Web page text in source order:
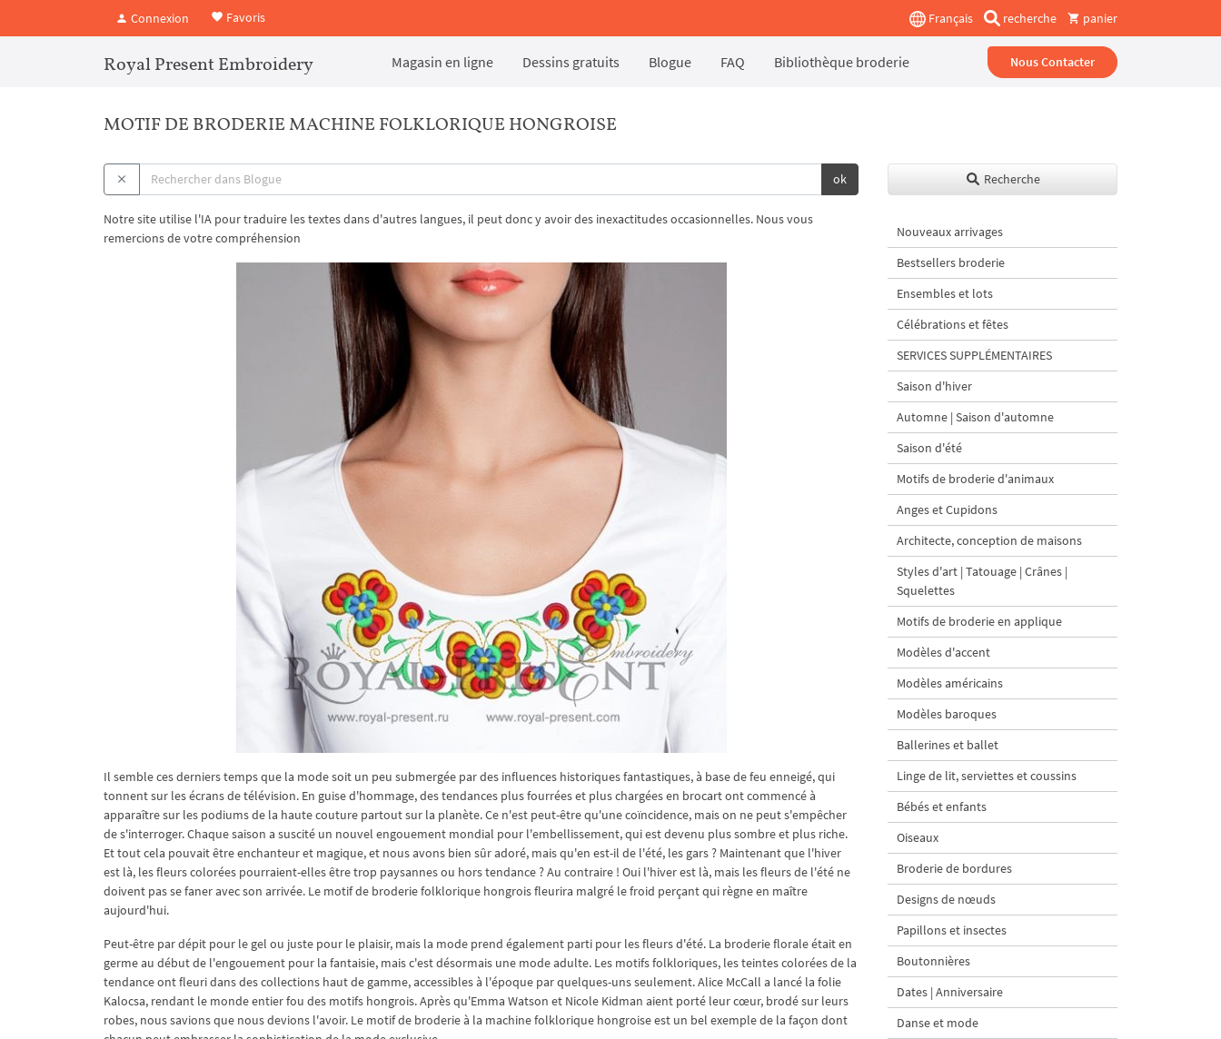
Connexion Favoris Français recherche panier
Royal Present Embroidery Magasin en ligne Dessins gratuits Blogue FAQ Bibliothèque broderie Nous Contacter
MOTIF DE BRODERIE MACHINE FOLKLORIQUE HONGROISE
ok
Notre site utilise l'IA pour traduire les textes dans d'autres langues, il peut donc y avoir des inexactitudes occasionnelles. Nous vous
remercions de votre compréhension
Il semble ces derniers temps que la mode soit un peu submergée par des influences historiques fantastiques, à base de feu enneigé, qui
tonnent sur les écrans de télévision. En guise d'hommage, des tendances plus fourrées et plus chargées en brocart ont commencé à
apparaître sur les podiums de la haute couture partout sur la planète. Ce n'est peut-être qu'une coïncidence, mais on ne peut s'empêcher
de s'interroger. Chaque saison a suscité un nouvel engouement mondial pour l'embellissement, qui est devenu plus sombre et plus riche.
Et tout cela pouvait être enchanteur et magique, et nous avons bien sûr adoré, mais qu'en est-il de l'été, les gars ? Maintenant que l'hiver
est là, les fleurs colorées pourraient-elles être trop paysannes ou hors tendance ? Au contraire ! Oui l'hiver est là, mais les fleurs de l'été ne
doivent pas se faner avec son arrivée. Le motif de broderie folklorique hongrois fleurira malgré le froid perçant qui règne en maître
aujourd'hui.
Peut-être par dépit pour le gel ou juste pour le plaisir, mais la mode prend également parti pour les fleurs d'été. La broderie florale était en
germe au début de l'engouement pour la fantaisie, mais c'est désormais une mode adulte. Les motifs folkloriques, les teintes colorées de la
tendance ont fleuri dans des collections haut de gamme, accessibles à l'époque par quelques-uns seulement. Alice McCall a lancé la folie
Kalocsa, rendant le monde entier fou des motifs hongrois. Après qu'Emma Watson et Nicole Kidman aient porté leur cœur, brodé sur leurs
robes, nous savions que nous devions l'avoir. Le motif de broderie à la machine folklorique hongroise est un bel exemple de la façon dont
Recherche
Nouveaux arrivages
Bestsellers broderie
Ensembles et lots
Célébrations et fêtes
SERVICES SUPPLÉMENTAIRES
Saison d'hiver
Automne | Saison d'automne
Saison d'été
Motifs de broderie d'animaux
Anges et Cupidons
Architecte, conception de maisons
Styles d'art | Tatouage | Crânes |
Squelettes
Motifs de broderie en applique
Modèles d'accent
Modèles américains
Modèles baroques
Ballerines et ballet
Linge de lit, serviettes et coussins
Bébés et enfants
Oiseaux
Broderie de bordures
Designs de nœuds
Papillons et insectes
Boutonnières
Dates | Anniversaire
Danse et mode